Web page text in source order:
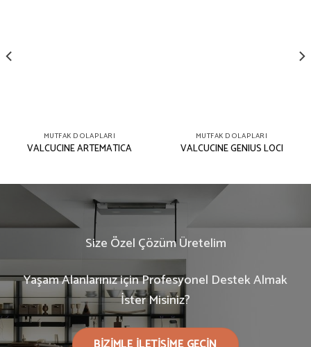
MUTFAK DOLAPLARI
VALCUCINE ARTEMATICA
MUTFAK DOLAPLARI
VALCUCINE GENIUS LOCI
Size Özel Çözüm Üretelim
Yaşam Alanlarınız için Profesyonel Destek Almak
İster Misiniz?